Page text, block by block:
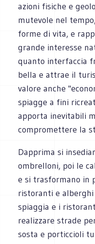
azioni fisiche e
mutevole nel
forme di vita, e
grande interesse
quanto interfaccia
bella e attrae il
valore anche
spiagge a fini
apporta inevitabili
compromettere la
Dapprima si
ombrelloni, poi le
e si trasformano in
ristoranti e
spiaggia e i
realizzare strade
sosta e porticcioli